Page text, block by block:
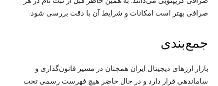
صرافی بهتر است امکانات و شرایط آن با دقت بررسی شود.
جمع‌بندی
بازار ارزهای دیجیتال ایران همچنان در مسیر قانون‌گذاری و
ساماندهی قرار دارد و در حال حاضر هیچ فهرست رسمی تحت